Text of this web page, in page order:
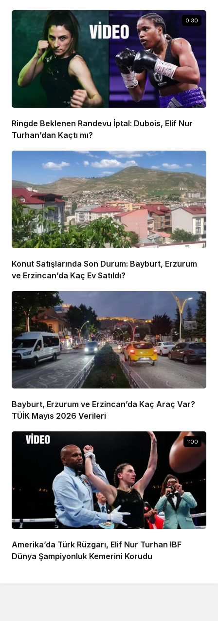
0:30
Ringde Beklenen Randevu İptal: Dubois, Elif Nur
Turhan’dan Kaçtı mı?
Konut Satışlarında Son Durum: Bayburt, Erzurum
ve Erzincan’da Kaç Ev Satıldı?
Bayburt, Erzurum ve Erzincan’da Kaç Araç Var?
TÜİK Mayıs 2026 Verileri
1:00
Amerika’da Türk Rüzgarı, Elif Nur Turhan IBF
Dünya Şampiyonluk Kemerini Korudu